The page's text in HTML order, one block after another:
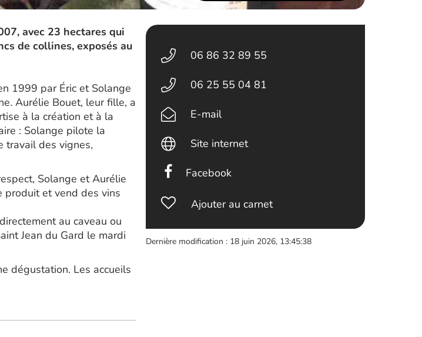
avec 23 hectares qui
de collines, exposés au
1999 par Éric et Solange
Aurélie Bouet, leur fille, a
à la création et à la
: Solange pilote la
travail des vignes,
Solange et Aurélie
produit et vend des vins
au caveau ou
Jean du Gard le mardi
dégustation. Les accueils
06 86 32 89 55
06 25 55 04 81
E-mail
Site internet
Facebook
Ajouter au carnet
Dernière modification : 18 juin 2026, 13:45:38